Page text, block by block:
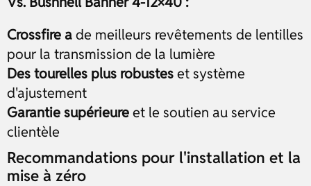
Crossfire ade meilleurs revêtements de lentilles
pour la transmission de la lumière
Des tourelles plus robusteset système
d'ajustement
Garantie supérieureet le soutien au service
clientèle
Recommandations pour l'installation et la
mise à zéro